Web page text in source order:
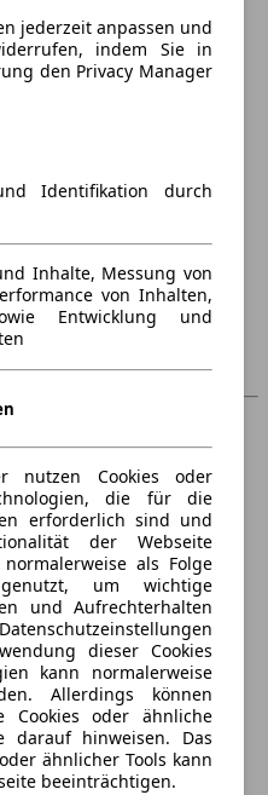
jederzeit anpassen und
indem Sie in
den Privacy Manager
Identifikation durch
Inhalte, Messung von
von Inhalten,
Entwicklung und
nutzen Cookies oder
die für die
erforderlich sind und
der Webseite
als Folge
um wichtige
und Aufrechterhalten
dieser Cookies
kann normalerweise
Allerdings können
Cookies oder ähnliche
darauf hinweisen. Das
ähnlicher Tools kann
beeinträchtigen.